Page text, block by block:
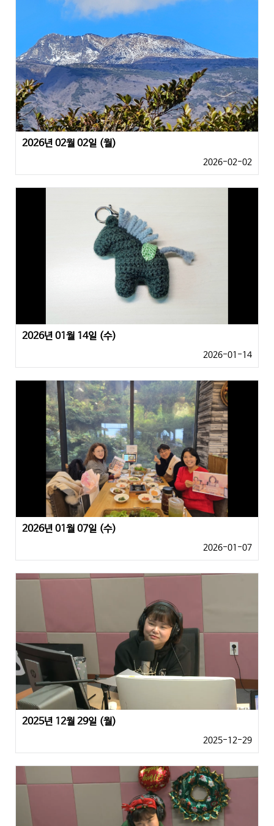
2026년 02월 02일 (월)
2026-02-02
2026년 01월 14일 (수)
2026-01-14
2026년 01월 07일 (수)
2026-01-07
2025년 12월 29일 (월)
2025-12-29